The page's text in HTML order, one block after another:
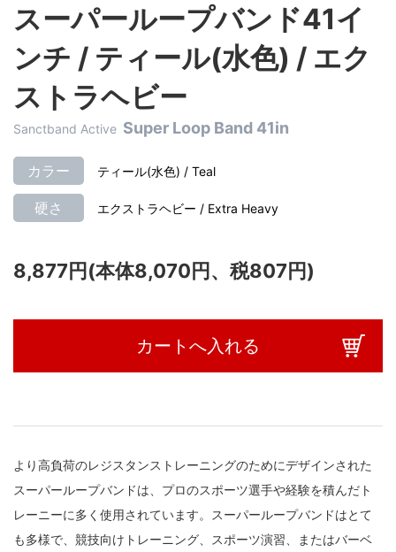
スーパーループバンド41イ
ンチ / ティール(水色) / エク
ストラヘビー
Sanctband Active Super Loop Band 41in
カラー ティール(水色) / Teal
硬さ エクストラヘビー / Extra Heavy
8,877円(本体8,070円、税807円)
カートへ入れる
より高負荷のレジスタンストレーニングのためにデザインされた
スーパーループバンドは、プロのスポーツ選手や経験を積んだト
レーニーに多く使用されています。スーパーループバンドはとて
も多様で、競技向けトレーニング、スポーツ演習、またはバーベ